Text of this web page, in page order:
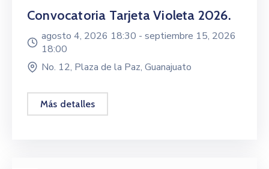
Convocatoria Tarjeta Violeta 2026.
agosto 4, 2026 18:30 - septiembre 15, 2026
18:00
No. 12, Plaza de la Paz, Guanajuato
Más detalles